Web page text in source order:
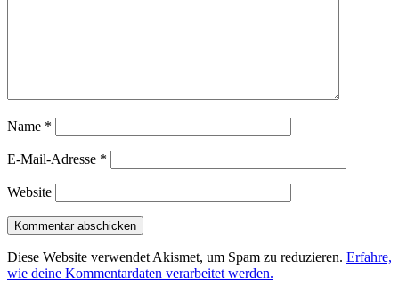
Name *
E-Mail-Adresse *
Website
Diese Website verwendet Akismet, um Spam zu reduzieren. Erfahre,
wie deine Kommentardaten verarbeitet werden.